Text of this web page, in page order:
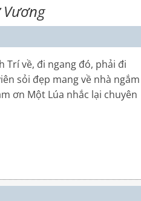
Trí về, đi ngang đó, phải đi
sỏi đẹp mang về nhà ngắm
ơn Một Lúa nhắc lại chuyên